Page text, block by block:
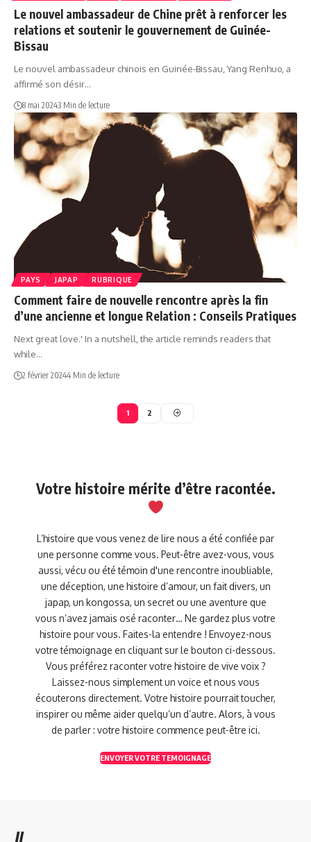
Le nouvel ambassadeur de Chine prêt à renforcer les
relations et soutenir le gouvernement de Guinée-
Bissau
Le nouvel ambassadeur chinois en Guinée-Bissau, Yang Renhuo, a
affirmé son désir…
8 mai 20243 Min de lecture
PAYS JAPAP RUBRIQUE
Comment faire de nouvelle rencontre après la fin
d’une ancienne et longue Relation : Conseils Pratiques
Next great love.' In a nutshell, the article reminds readers that
while…
2 février 20244 Min de lecture
1 2
Votre histoire mérite d’être racontée.
L’histoire que vous venez de lire nous a été confiée par
une personne comme vous. Peut-être avez-vous, vous
aussi, vécu ou été témoin d'une rencontre inoubliable,
une déception, une histoire d’amour, un fait divers, un
japap, un kongossa, un secret ou une aventure que
vous n’avez jamais osé raconter… Ne gardez plus votre
histoire pour vous. Faites-la entendre ! Envoyez-nous
votre témoignage en cliquant sur le bouton ci-dessous.
Vous préférez raconter votre histoire de vive voix ?
Laissez-nous simplement un voice et nous vous
écouterons directement. Votre histoire pourrait toucher,
inspirer ou même aider quelqu’un d’autre. Alors, à vous
de parler : votre histoire commence peut-être ici.
ENVOYER VOTRE TEMOIGNAGE